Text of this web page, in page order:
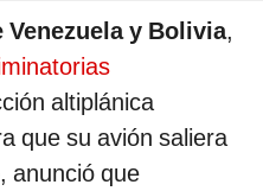
y Bolivia,
altiplánica
que su avión saliera
anunció que